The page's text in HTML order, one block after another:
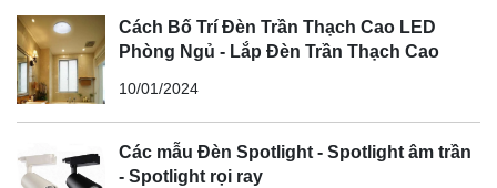
Cách Bố Trí Đèn Trần Thạch Cao LED
Phòng Ngủ - Lắp Đèn Trần Thạch Cao
10/01/2024
Các mẫu Đèn Spotlight - Spotlight âm trần
- Spotlight rọi ray